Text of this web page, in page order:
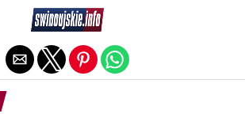
Exit mobile version